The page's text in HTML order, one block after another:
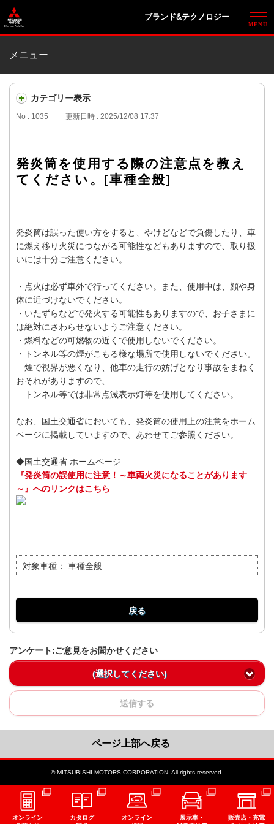
ブランド&テクノロジー
メニュー
カテゴリー表示
No : 1035 更新日時 : 2025/12/08 17:37
発炎筒を使用する際の注意点を教え
てください。[車種全般]
発炎筒は誤った使い方をすると、やけどなどで負傷したり、車
に燃え移り火災につながる可能性などもありますので、取り扱
いには十分ご注意ください。
・点火は必ず車外で行ってください。また、使用中は、顔や身
体に近づけないでください。
・いたずらなどで発火する可能性もありますので、お子さまに
は絶対にさわらせないようご注意ください。
・燃料などの可燃物の近くで使用しないでください。
・トンネル等の煙がこもる様な場所で使用しないでください。
煙で視界が悪くなり、他車の走行の妨げとなり事故をまねく
おそれがありますので、
トンネル等では非常点滅表示灯等を使用してください。
なお、国土交通省においても、発炎筒の使用上の注意をホーム
ページに掲載していますので、あわせてご参照ください。
◆国土交通省 ホームページ
『発炎筒の誤使用に注意！～車両火災になることがあります
～』へのリンクはこちら
対象車種： 車種全般
戻る
アンケート:ご意見をお聞かせください
(選択してください)
送信する
ページ上部へ戻る
© MITSUBISHI MOTORS CORPORATION. All rights reserved.
オンライン
カタログ
オンライン
展示車・
販売店・充電